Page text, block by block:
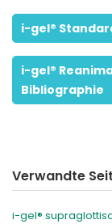
i-gel®
i-gel®
Bibliographie
Verwandte
i-gel®